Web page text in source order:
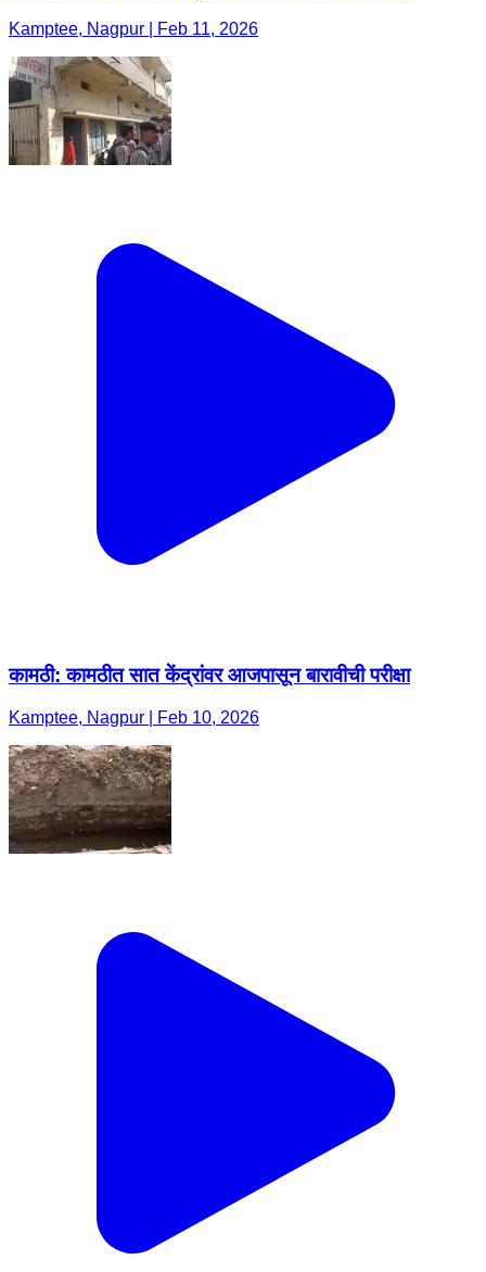
Kamptee, Nagpur | Feb 11, 2026
कामठी: ​कामठीत सात केंद्रांवर आजपासून बारावीची परीक्षा ​
Kamptee, Nagpur | Feb 10, 2026